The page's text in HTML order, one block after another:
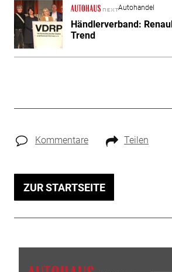
Autohandel
Händlerverband:
Trend
Kommentare Teilen
ZUR STARTSEITE